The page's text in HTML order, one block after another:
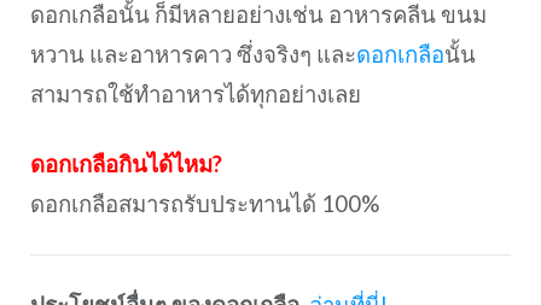
ดอกเกลือนั้น ก็มีหลายอย่างเช่น อาหารคลีน ขนม
หวาน และอาหารคาว ซึ่งจริงๆ และดอกเกลือนั้น
สามารถใช้ทำอาหารได้ทุกอย่างเลย
ดอกเกลือกินได้ไหม?
ดอกเกลือสมารถรับประทานได้ 100%